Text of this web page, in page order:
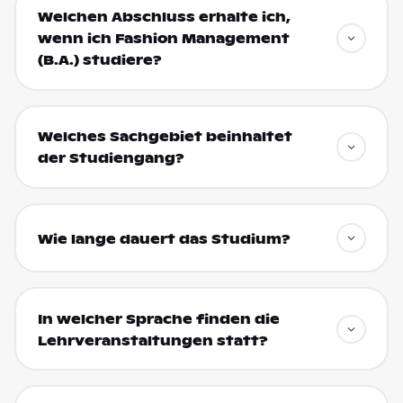
Welchen Abschluss erhalte ich,
wenn ich Fashion Management
(B.A.) studiere?
Welches Sachgebiet beinhaltet
der Studiengang?
Wie lange dauert das Studium?
In welcher Sprache finden die
Lehrveranstaltungen statt?